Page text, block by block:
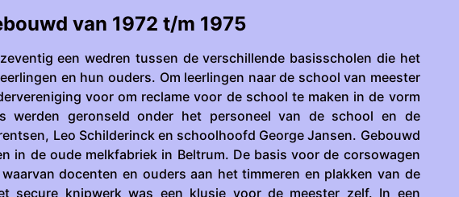
van 1972 t/m 1975
een wedren tussen de verschillende basisscholen die het
en hun ouders. Om leerlingen naar de school van meester
voor om reclame voor de school te maken in de vorm
werden geronseld onder het personeel van de school en de
Leo Schilderinck en schoolhoofd George Jansen. Gebouwd
in de oude melkfabriek in Beltrum. De basis voor de corsowagen
docenten en ouders aan het timmeren en plakken van de
secure knipwerk was een klusje voor de meester zelf. In een